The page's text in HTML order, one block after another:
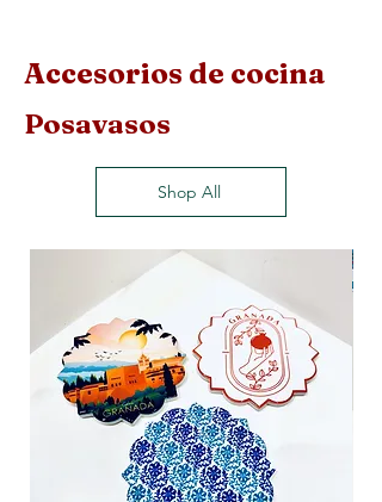
Accesorios de cocina
Posavasos
Shop All